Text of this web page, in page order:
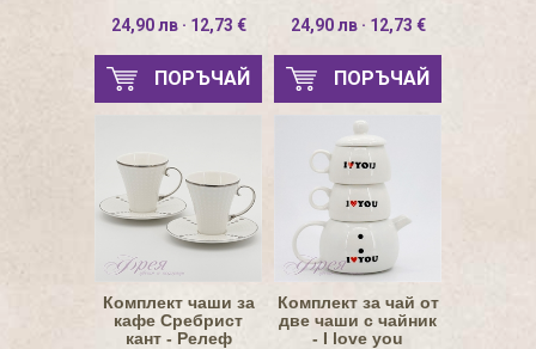
24,90 лв · 12,73 €
ПОРЪЧАЙ
24,90 лв · 12,73 €
ПОРЪЧАЙ
Комплект чаши за
кафе Сребрист
кант - Релеф
Комплект за чай от
две чаши с чайник
- I love you